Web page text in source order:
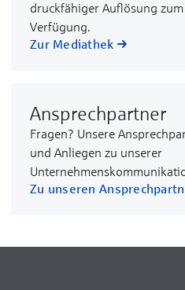
druckfähiger Auflösung
Verfügung.
Zur Mediathek
Ansprechpartner
Fragen? Unsere
und Anliegen zu unserer
Zu unseren